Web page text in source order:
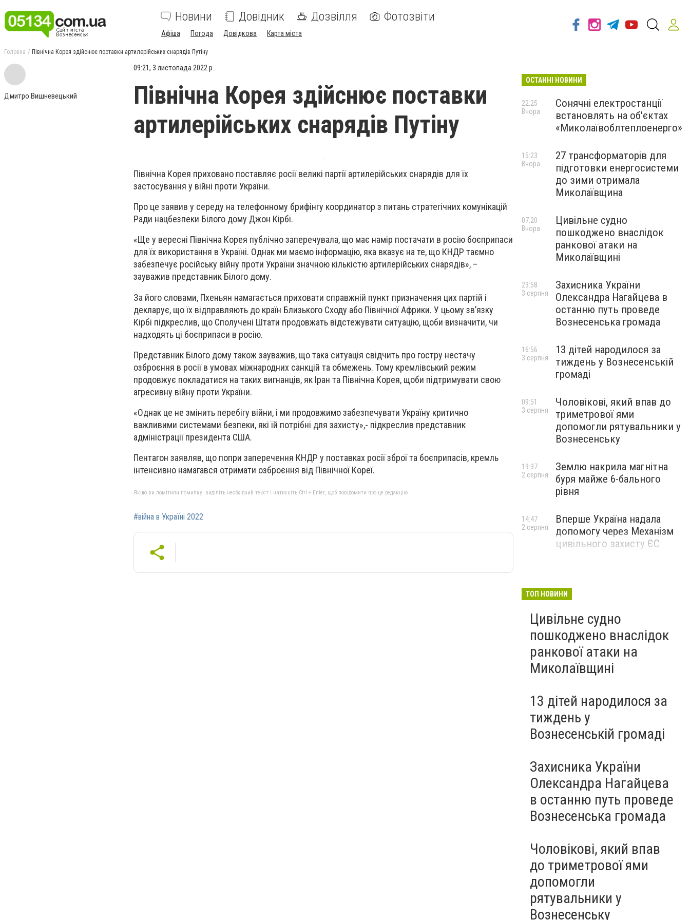
Новини Довідник Дозвілля Фотозвіти
Афіша Погода Довідкова Карта міста
Головна Північна Корея здійснює поставки артилерійських снарядів Путіну
Дмитро Вишневецький
09:21, 3 листопада 2022 р.
Північна Корея здійснює поставки
артилерійських снарядів Путіну
Північна Корея приховано поставляє росії великі партії артилерійських снарядів для їх
застосування у війні проти України.
Про це заявив у середу на телефонному брифінгу координатор з питань стратегічних комунікацій
Ради нацбезпеки Білого дому Джон Кірбі.
«Ще у вересні Північна Корея публічно заперечувала, що має намір постачати в росію боєприпаси
для їх використання в Україні. Однак ми маємо інформацію, яка вказує на те, що КНДР таємно
забезпечує російську війну проти України значною кількістю артилерійських снарядів», –
зауважив представник Білого дому.
За його словами, Пхеньян намагається приховати справжній пункт призначення цих партій і
декларує, що їх відправляють до країн Близького Сходу або Північної Африки. У цьому зв’язку
Кірбі підкреслив, що Сполучені Штати продовжать відстежувати ситуацію, щоби визначити, чи
надходять ці боєприпаси в росію.
Представник Білого дому також зауважив, що така ситуація свідчить про гостру нестачу
озброєння в росії в умовах міжнародних санкцій та обмежень. Тому кремлівський режим
продовжує покладатися на таких вигнанців, як Іран та Північна Корея, щоби підтримувати свою
агресивну війну проти України.
«Однак це не змінить перебігу війни, і ми продовжимо забезпечувати Україну критично
важливими системами безпеки, які їй потрібні для захисту»,- підкреслив представник
адміністрації президента США.
Пентагон заявляв, що попри заперечення КНДР у поставках росії зброї та боєприпасів, кремль
інтенсивно намагався отримати озброєння від Північної Кореї.
Якщо ви помітили помилку, виділіть необхідний текст і натисніть Ctrl + Enter, щоб повідомити про це редакцію
#війна в Україні 2022
ОСТАННІ НОВИНИ
Сонячні електростанції
встановлять на об'єктах
«Миколаївоблтеплоенерго»
22:25
Вчора
27 трансформаторів для
підготовки енергосистеми
до зими отримала
Миколаївщина
15:23
Вчора
Цивільне судно
пошкоджено внаслідок
ранкової атаки на
Миколаївщині
07:20
Вчора
Захисника України
Олександра Нагайцева в
останню путь проведе
Вознесенська громада
23:58
3 серпня
13 дітей народилося за
тиждень у Вознесенській
громаді
16:56
3 серпня
Чоловікові, який впав до
триметрової ями
допомогли рятувальники у
Вознесенську
09:51
3 серпня
Землю накрила магнітна
буря майже 6-бального
рівня
19:37
2 серпня
Вперше Україна надала
допомогу через Механізм
цивільного захисту ЄС
14:47
2 серпня
ТОП НОВИНИ
Цивільне судно
пошкоджено внаслідок
ранкової атаки на
Миколаївщині
13 дітей народилося за
тиждень у
Вознесенській громаді
Захисника України
Олександра Нагайцева
в останню путь проведе
Вознесенська громада
Чоловікові, який впав
до триметрової ями
допомогли
рятувальники у
Вознесенську